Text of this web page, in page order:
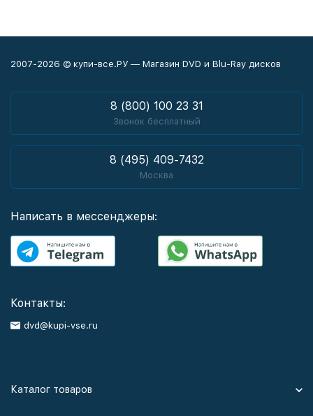
2007-2026 © купи-все.РУ — Магазин DVD и Blu-Ray дисков
8 (800) 100 23 31
Звонок бесплатный
8 (495) 409-7432
Москва
Написать в мессенджеры:
Контакты:
dvd@kupi-vse.ru
Каталог товаров